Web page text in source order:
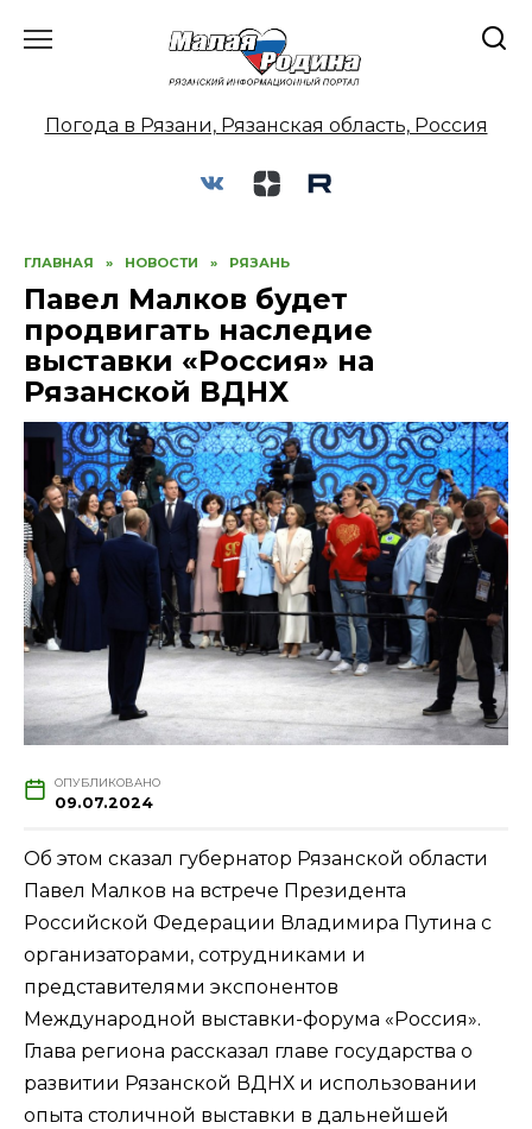
Погода в Рязани, Рязанская область, Россия
ГЛАВНАЯ » НОВОСТИ » РЯЗАНЬ
Павел Малков будет
продвигать наследие
выставки «Россия» на
Рязанской ВДНХ
ОПУБЛИКОВАНО
09.07.2024
Об этом сказал губернатор Рязанской области
Павел Малков на встрече Президента
Российской Федерации Владимира Путина с
организаторами, сотрудниками и
представителями экспонентов
Международной выставки-форума «Россия».
Глава региона рассказал главе государства о
развитии Рязанской ВДНХ и использовании
опыта столичной выставки в дальнейшей